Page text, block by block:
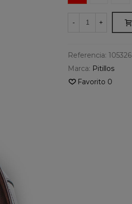
- +
Referencia: 105326
Marca: Pitillos
Favorito 0